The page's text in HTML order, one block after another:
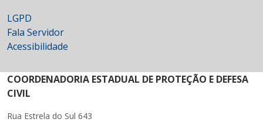
LGPD
Fala Servidor
Acessibilidade
COORDENADORIA ESTADUAL DE PROTEÇÃO E DEFESA
CIVIL
Rua Estrela do Sul 643